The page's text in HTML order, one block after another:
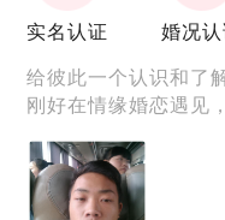
实名认证 婚况认
给彼此一个认识和了
刚好在情缘婚恋遇见